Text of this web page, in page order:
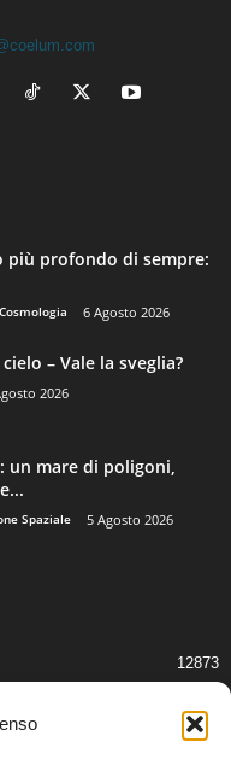
più profondo di sempre:
6 Agosto 2026
– Vale la sveglia?
2026
un mare di poligoni,
Spaziale 5 Agosto 2026
12873
2409